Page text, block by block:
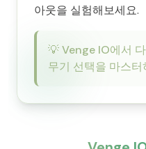
아웃을 실험해보세요.
💡Venge IO에서
무기 선택을 마스터